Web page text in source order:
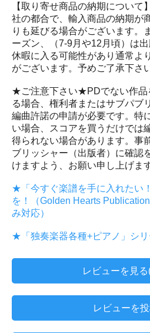
【取り寄せ商品の納期について
社の都合で、輸入商品の納期が
りも延びる場合がございます。
ーズン、（7-9月や12月頃）は
休暇に入る可能性があり通常よ
がございます。予めご了承下さい
★ご注意下さい★PDでない作品
る場合、権利者またはサブパブ
編曲許諾の申請が必要です。特
い場合、スコアを買うだけでは
得られない場合があります。事
ブリッシャー（出版者）に確認
けますよう、お願い申し上げます
★「今すぐ楽譜を手に入れたい
を！（Golden Hearts
み対応）
★「独奏楽器各種+ピアノ」シ
レビューを見
レビューを